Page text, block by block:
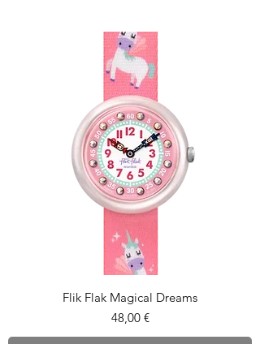
Flik Flak Magical Dreams
Prix
48,00 €